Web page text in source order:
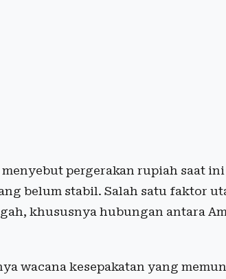
pergerakan rupiah saat
belum stabil. Salah satu faktor
khususnya hubungan antara
wacana kesepakatan yang